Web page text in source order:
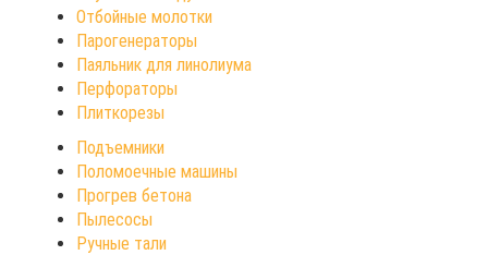
Отбойные молотки
Парогенераторы
Паяльник для линолиума
Перфораторы
Плиткорезы
Подъемники
Поломоечные машины
Прогрев бетона
Пылесосы
Ручные тали